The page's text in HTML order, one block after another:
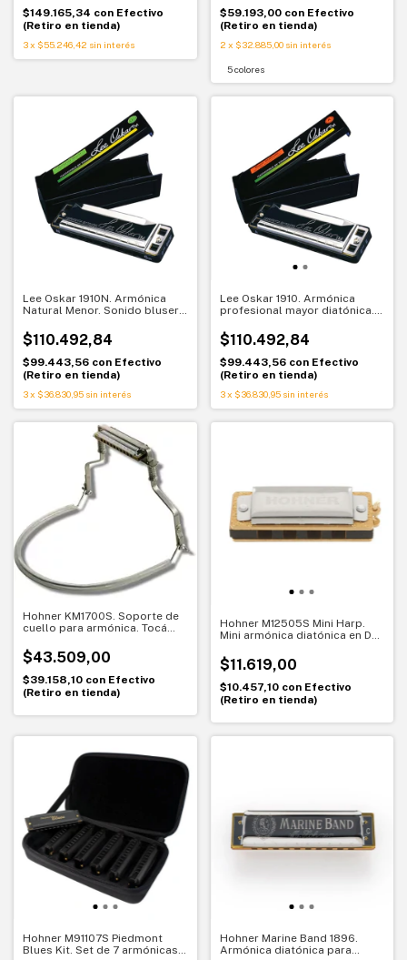
$149.165,34 con Efectivo
(Retiro en tienda)
3x $55.246,42 sin interés
$59.193,00 con Efectivo
(Retiro en tienda)
2 x $32.885,00 sin interés
5 colores
Lee Oskar 1910N. Armónica
Natural Menor. Sonido blusero
$110.492,84
$99.443,56 con Efectivo
(Retiro en tienda)
3x $36.830,95 sin interés
Lee Oskar 1910. Armónica
profesional mayor diatónica.
$110.492,84
$99.443,56 con Efectivo
(Retiro en tienda)
3 x $36.830,95 sin interés
Hohner KM1700S. Soporte de
cuello para armónica. Tocá
$43.509,00
$39.158,10 con Efectivo
(Retiro en tienda)
Hohner M12505S Mini Harp.
Mini armónica diatónica en Do
en tamaño llavero
$11.619,00
$10.457,10 con Efectivo
(Retiro en tienda)
Hohner M91107S Piedmont
Blues Kit. Set de 7 armónicas
Hohner Marine Band 1896.
Armónica diatónica para